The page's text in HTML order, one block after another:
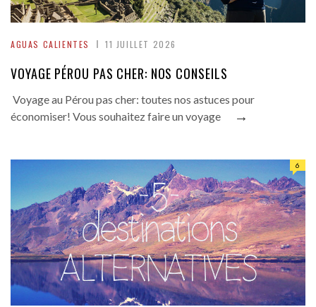
AGUAS CALIENTES 11 JUILLET 2026
VOYAGE PÉROU PAS CHER: NOS CONSEILS
Voyage au Pérou pas cher: toutes nos astuces pour
économiser! Vous souhaitez faire un voyage
→
6